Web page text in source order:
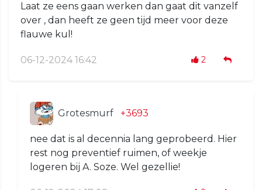
Laat ze eens gaan werken dan gaat dit vanzelf
over , dan heeft ze geen tijd meer voor deze
flauwe kul!
06-12-2024 16:42 2
Grotesmurf +3693
nee dat is al decennia lang geprobeerd. Hier
rest nog preventief ruimen, of weekje
logeren bij A. Soze. Wel gezellie!